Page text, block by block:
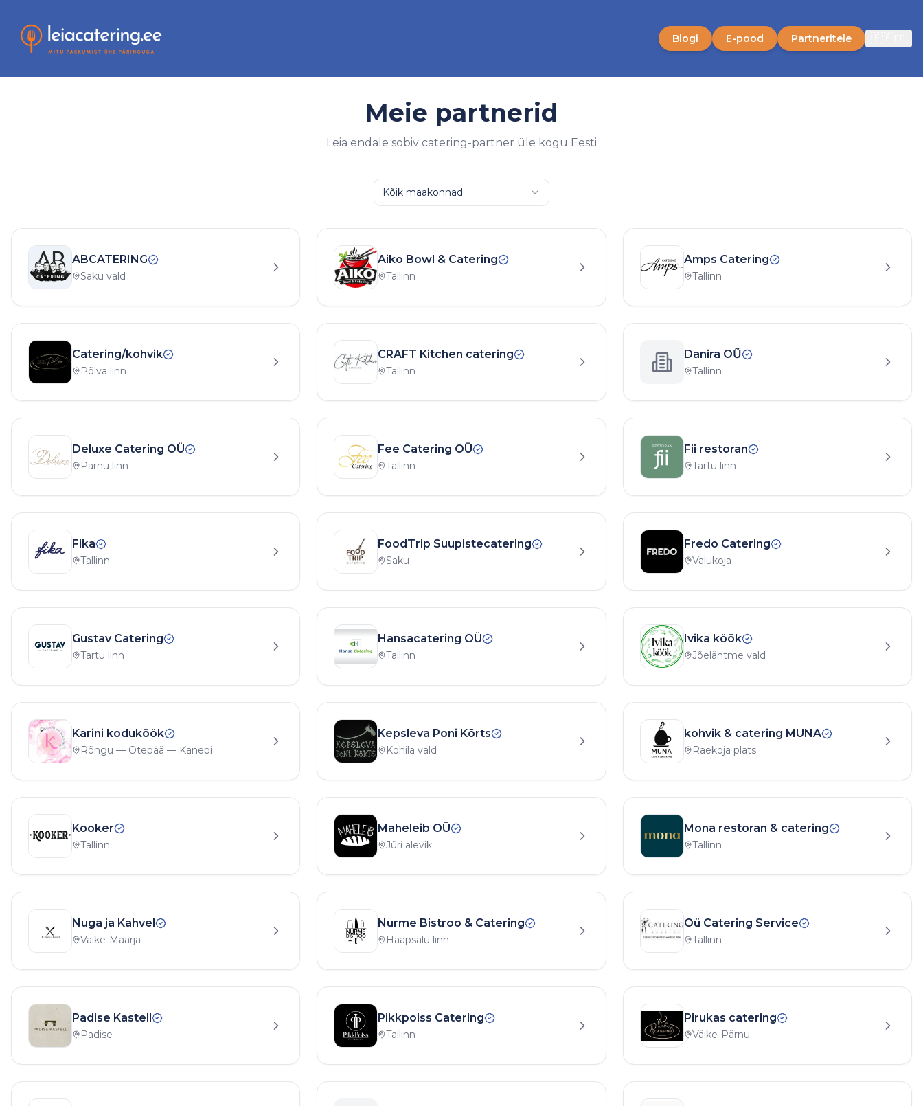
Blogi E-pood Partneritele
Meie partnerid
Leia endale sobiv catering-partner üle kogu Eesti
Kõik maakonnad
ABCATERING
Saku vald
Aiko Bowl & Catering
Tallinn
Amps Catering
Tallinn
Catering/kohvik
Põlva linn
CRAFT Kitchen catering
Tallinn
Danira OŨ
Tallinn
Deluxe Catering OÜ
Pärnu linn
Fee Catering OÜ
Tallinn
Fii restoran
Tartu linn
Fika
Tallinn
FoodTrip Suupistecatering
Saku
Fredo Catering
Valukoja
Gustav Catering
Tartu linn
Hansacatering OÜ
Tallinn
Ivika köök
Jõelähtme vald
Karini koduköök
Rõngu — Otepää — Kanepi
Kepsleva Poni Kõrts
Kohila vald
kohvik & catering MUNA
Raekoja plats
Kooker
Tallinn
Maheleib OÜ
Jüri alevik
Mona restoran & catering
Tallinn
Nuga ja Kahvel
Väike-Maarja
Nurme Bistroo & Catering
Haapsalu linn
Oü Catering Service
Tallinn
Padise Kastell
Padise
Pikkpoiss Catering
Tallinn
Pirukas catering
Väike-Pärnu